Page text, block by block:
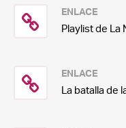
ENLACE
Playlist de La
ENLACE
La batalla de